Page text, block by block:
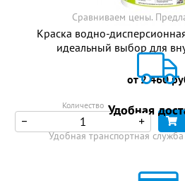
Краска водно-
идеальный выбор для
от 2 460
Количество
Сравниваем цены.
Удобная
Удобная транспортная